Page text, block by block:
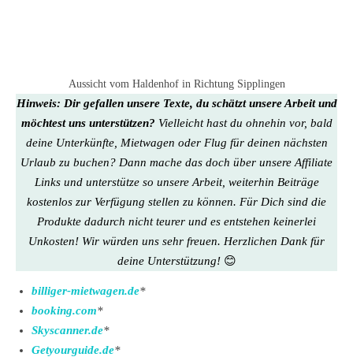
Aussicht vom Haldenhof in Richtung Sipplingen
Hinweis: Dir gefallen unsere Texte, du schätzt unsere Arbeit und
möchtest uns unterstützen? Vielleicht hast du ohnehin vor, bald
deine Unterkünfte, Mietwagen oder Flug für deinen nächsten
Urlaub zu buchen? Dann mache das doch über unsere Affiliate
Links und unterstütze so unsere Arbeit, weiterhin Beiträge
kostenlos zur Verfügung stellen zu können. Für Dich sind die
Produkte dadurch nicht teurer und es entstehen keinerlei
Unkosten! Wir würden uns sehr freuen. Herzlichen Dank für
deine Unterstützung! 😊
billiger-mietwagen.de*
booking.com*
Skyscanner.de*
Getyourguide.de*